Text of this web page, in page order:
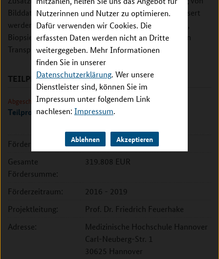
Nutzerinnen und Nutzer zu optimieren.
Dafür verwenden wir Cookies. Die
erfassten Daten werden nicht an Dritte
weitergegeben. Mehr Informationen
finden Sie in unserer
Datenschutzerklärung. Wer unsere
Dienstleister sind, können Sie im
Impressum unter folgendem Link
nachlesen: Impressum.
Ablehnen Akzeptieren
Bilddaten und die Evaluation von Biomarkern verbessert
werden. Zudem ist im Rahmen des Projektes geplant,
Biopsie-Analysen zwischen zwei großen europäischen
Transplantationszentren zu harmonisieren.
TEILPROJEKTE
Abgeschlossen
Teilprojekt Hannover
Förderkennzeichen:
031L0085A
Gesamte
Fördersumme:
319.808 EUR
Förderzeitraum:
2016 - 2019
Projektleitung:
Prof. Dr. Friedrich Feuerhake
Adresse:
Medizinische Hochschule Hannover
Carl-Neuberg-Str. 1
30625 Hannover